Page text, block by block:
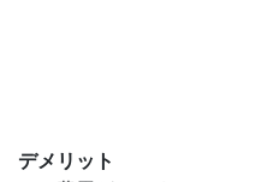
デメリット